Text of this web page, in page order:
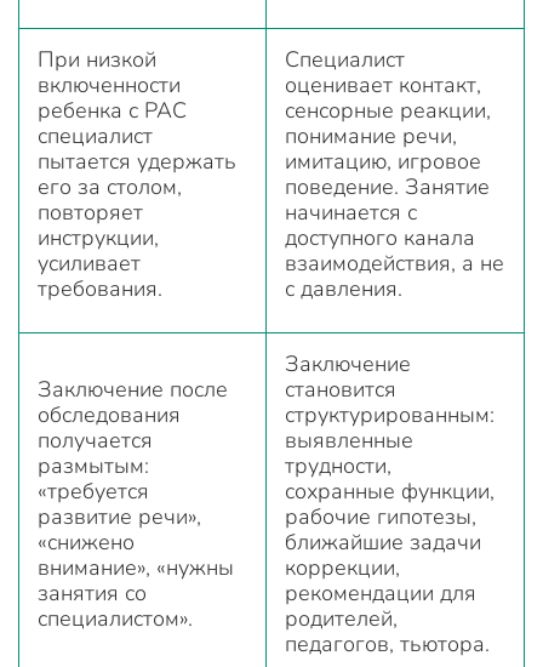
При низкой
включенности
ребенка с РАС
специалист
пытается удержать
его за столом,
повторяет
инструкции,
усиливает
требования.
Специалист
оценивает контакт,
сенсорные реакции,
понимание речи,
имитацию, игровое
поведение. Занятие
начинается с
доступного канала
взаимодействия, а не
с давления.
Заключение после
обследования
получается
размытым:
«требуется
развитие речи»,
«снижено
внимание», «нужны
занятия со
специалистом».
Заключение
становится
структурированным:
выявленные
трудности,
сохранные функции,
рабочие гипотезы,
ближайшие задачи
коррекции,
рекомендации для
родителей,
педагогов, тьютора.